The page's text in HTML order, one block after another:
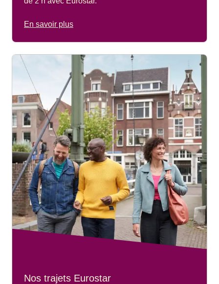
En savoir plus
Nos trajets Eurostar